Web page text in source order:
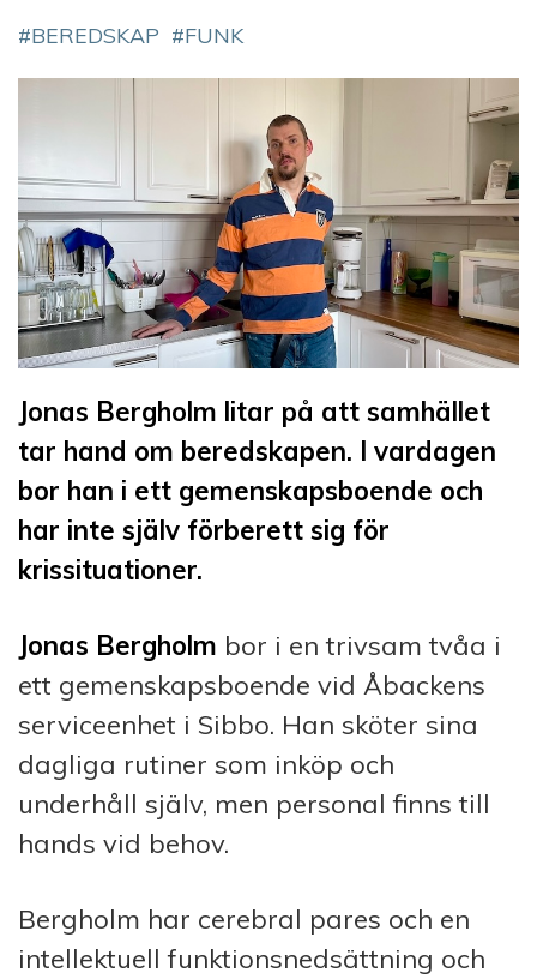
BEREDSKAP FUNK
Jonas Bergholm litar på att samhället
tar hand om beredskapen. I vardagen
bor han i ett gemenskapsboende och
har inte själv förberett sig för
krissituationer.
Jonas Bergholm bor i en trivsam tvåa i
ett gemenskapsboende vid Åbackens
serviceenhet i Sibbo. Han sköter sina
dagliga rutiner som inköp och
underhåll själv, men personal finns till
hands vid behov.
Bergholm har cerebral pares och en
intellektuell funktionsnedsättning och